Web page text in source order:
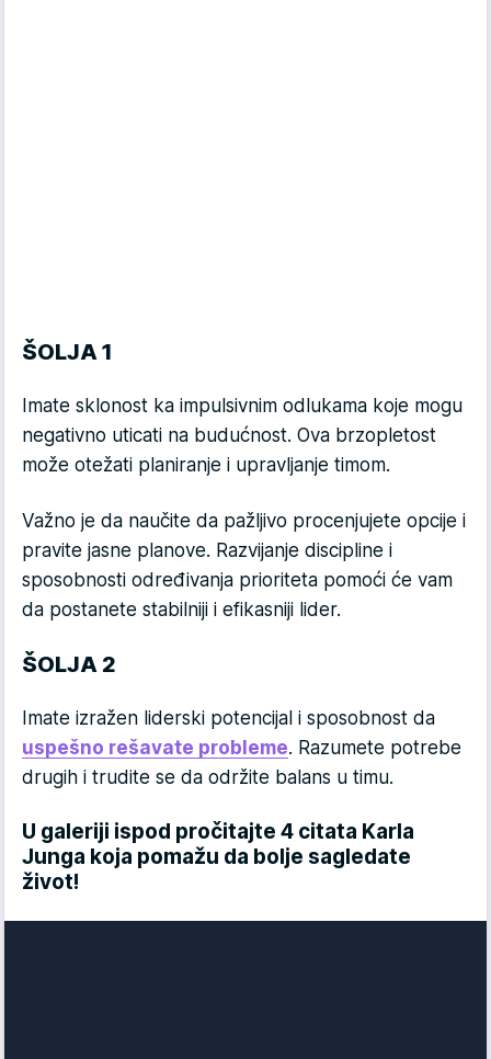
ŠOLJA 1
Imate sklonost ka impulsivnim odlukama koje mogu
negativno uticati na budućnost. Ova brzopletost
može otežati planiranje i upravljanje timom.
Važno je da naučite da pažljivo procenjujete opcije i
pravite jasne planove. Razvijanje discipline i
sposobnosti određivanja prioriteta pomoći će vam
da postanete stabilniji i efikasniji lider.
ŠOLJA 2
Imate izražen liderski potencijal i sposobnost da
uspešno rešavate probleme. Razumete potrebe
drugih i trudite se da održite balans u timu.
U galeriji ispod pročitajte 4 citata Karla
Junga koja pomažu da bolje sagledate
život!